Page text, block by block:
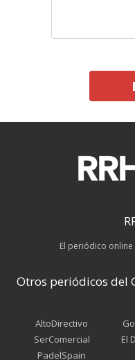
El periódico
Otros periódicos del
AltoDirectivo
SerComercial
PadelSpain
El